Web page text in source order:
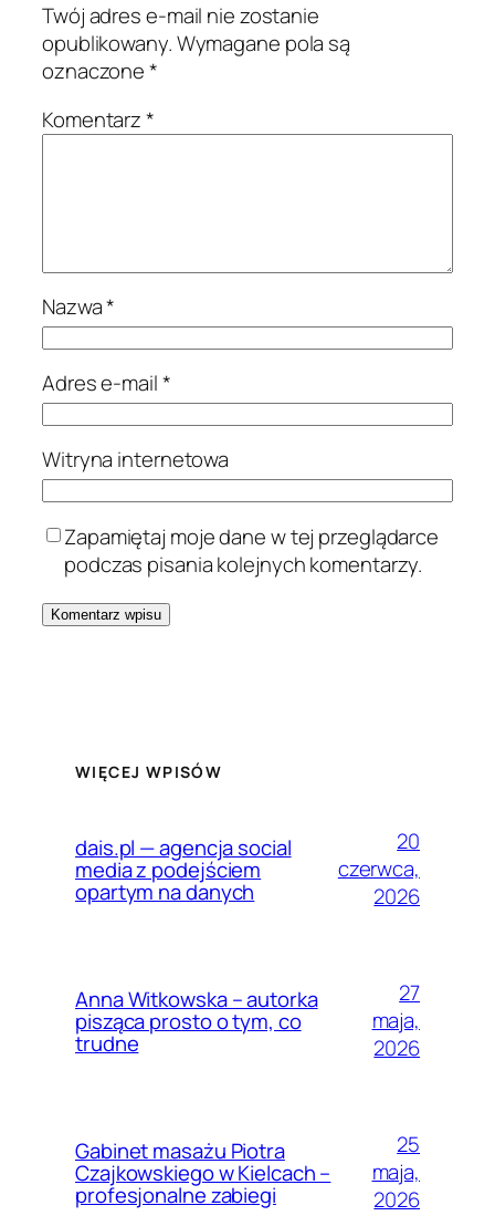
Twój adres e-mail nie zostanie
opublikowany.Wymagane pola są
oznaczone*
Komentarz*
Nazwa*
Adres e-mail*
Witryna internetowa
Zapamiętaj moje dane w tej przeglądarce
podczas pisania kolejnych komentarzy.
WIĘCEJ WPISÓW
dais.pl — agencja social
media z podejściem
opartym na danych
20
czerwca,
2026
Anna Witkowska – autorka
pisząca prosto o tym, co
trudne
27
maja,
2026
Gabinet masażu Piotra
Czajkowskiego w Kielcach –
profesjonalne zabiegi
25
maja,
2026